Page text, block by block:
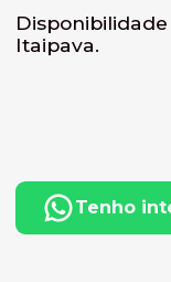
Itaipava.
Tenho